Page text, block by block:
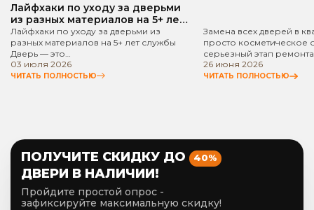
Лайфхаки по уходу за дверьми
из разных материалов на 5+ лет
службы
Лайфхаки по уходу за дверьми из
разных материалов на 5+ лет службы
Дверь — это…
03 июля 2026
ЧИТАТЬ ПОЛНОСТЬЮ
Замена всех дверей в
просто косметическое
серьезный этап
26 июня 2026
ЧИТАТЬ ПОЛНОСТЬЮ
ПОЛУЧИТЕ СКИДКУ ДО 40%
ДВЕРИ В НАЛИЧИИ!
Пройдите простой опрос -
зафиксируйте максимальную скидку!